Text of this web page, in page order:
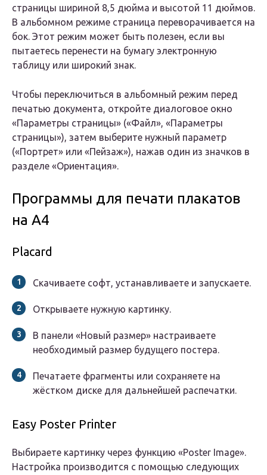
страницы шириной 8,5 дюйма и высотой 11 дюймов.
В альбомном режиме страница переворачивается на
бок. Этот режим может быть полезен, если вы
пытаетесь перенести на бумагу электронную
таблицу или широкий знак.
Чтобы переключиться в альбомный режим перед
печатью документа, откройте диалоговое окно
«Параметры страницы» («Файл», «Параметры
страницы»), затем выберите нужный параметр
(«Портрет» или «Пейзаж»), нажав один из значков в
разделе «Ориентация».
Программы для печати плакатов
на А4
Placard
Скачиваете софт, устанавливаете и запускаете.
Открываете нужную картинку.
В панели «Новый размер» настраиваете
необходимый размер будущего постера.
Печатаете фрагменты или сохраняете на
жёстком диске для дальнейшей распечатки.
Easy Poster Printer
Выбираете картинку через функцию «Poster Image».
Настройка производится с помощью следующих